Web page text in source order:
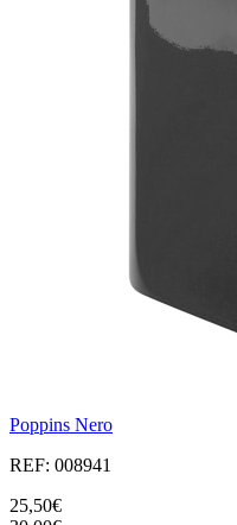
Poppins Nero
REF: 008941
25,50€